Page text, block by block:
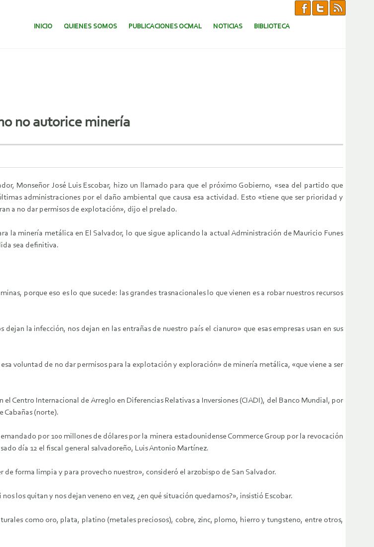
SALTAR AL CONTENIDO.
INICIO QUIENES SOMOS PUBLICACIONES OCMAL NOTICIAS BIBLIOTECA
no autorice minería
Monseñor José Luis Escobar, hizo un llamado para que el próximo Gobierno, «sea del partido que
administraciones por el daño ambiental que causa esa actividad. Esto «tiene que ser prioridad y
a no dar permisos de explotación», dijo el prelado.
la minería metálica en El Salvador, lo que sigue aplicando la actual Administración de Mauricio Funes
sea definitiva.
porque eso es lo que sucede: las grandes trasnacionales lo que vienen es a robar nuestros recursos
la infección, nos dejan en las entrañas de nuestro país el cianuro» que esas empresas usan en sus
voluntad de no dar permisos para la explotación y exploración» de minería metálica, «que viene a ser
Centro Internacional de Arreglo en Diferencias Relativas a Inversiones (CIADI), del Banco Mundial, por
Cabañas (norte).
por 100 millones de dólares por la minera estadounidense Commerce Group por la revocación
día 12 el fiscal general salvadoreño, Luis Antonio Martínez.
forma limpia y para provecho nuestro», consideró el arzobispo de San Salvador.
los quitan y nos dejan veneno en vez, ¿en qué situación quedamos?», insistió Escobar.
como oro, plata, platino (metales preciosos), cobre, zinc, plomo, hierro y tungsteno, entre otros,